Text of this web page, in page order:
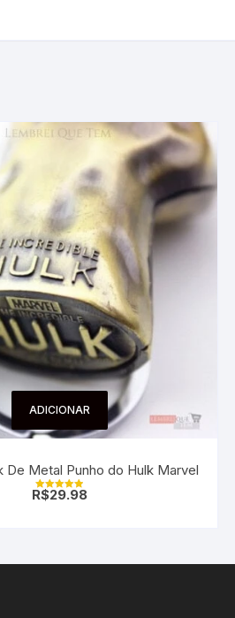
ADICIONAR
Chaveiro Hulk De Metal Punho do Hulk Marvel
Avaliação
R$29.98